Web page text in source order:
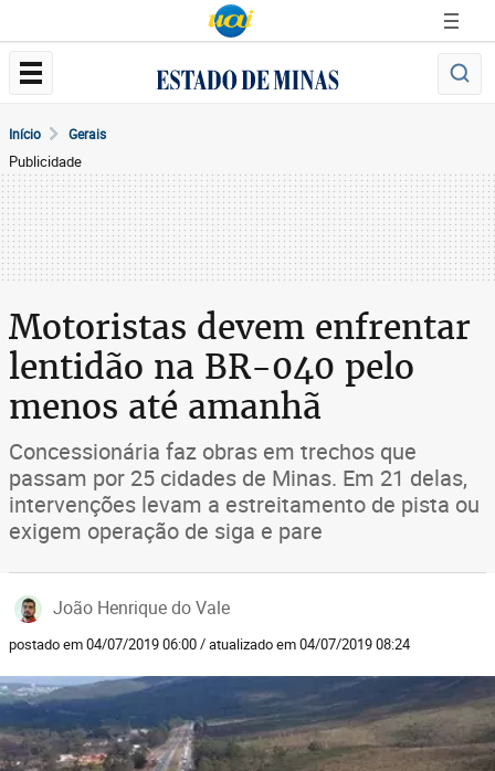
Início Gerais
Publicidade
Motoristas devem enfrentar
lentidão na BR-040 pelo
menos até amanhã
Concessionária faz obras em trechos que
passam por 25 cidades de Minas. Em 21 delas,
intervenções levam a estreitamento de pista ou
exigem operação de siga e pare
João Henrique do Vale
postado em 04/07/2019 06:00 / atualizado em 04/07/2019 08:24